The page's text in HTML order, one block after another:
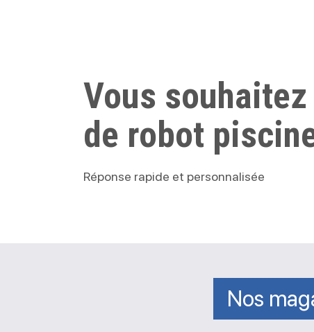
Vous
de robot
Réponse rapide et personnalisée
Nos